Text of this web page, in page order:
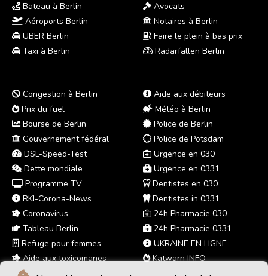
Bateau à Berlin
Aéroports Berlin
UBER Berlin
Taxi à Berlin
Avocats
Notaires à Berlin
Faire le plein à bas prix
Radarfallen Berlin
Congestion à Berlin
Prix du fuel
Bourse de Berlin
Gouvernement fédéral
DSL-Speed-Test
Dette mondiale
Programme TV
RKI-Corona-News
Coronavirus
Tableau Berlin
Refuge pour femmes
Aide aux toxicomanes
Aide aux débiteurs
Météo à Berlin
Police de Berlin
Police de Potsdam
Urgence en 030
Urgence en 0331
Dentistes en 030
Dentistes in 0331
24h Pharmacie 030
24h Pharmacie 0331
UKRAINE EN LIGNE
Katwarn INFO